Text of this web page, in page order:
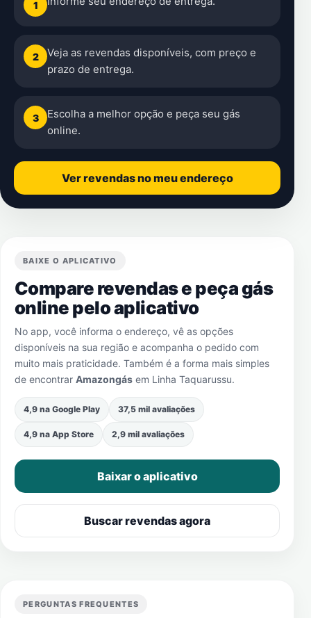
1
2
Veja as revendas disponíveis, com preço e
prazo de entrega.
3
Escolha a melhor opção e peça seu gás
online.
Ver revendas no meu endereço
BAIXE O APLICATIVO
Compare revendas e peça gás
online pelo aplicativo
No app, você informa o endereço, vê as opções
disponíveis na sua região e acompanha o pedido com
muito mais praticidade. Também é a forma mais simples
de encontrar Amazongás em Linha Taquarussu.
4,9 na Google Play 37,5 mil avaliações
4,9 na App Store 2,9 mil avaliações
Baixar o aplicativo
Buscar revendas agora
PERGUNTAS FREQUENTES